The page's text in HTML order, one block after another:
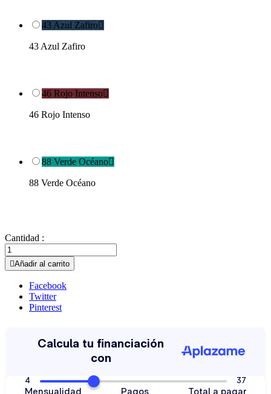
43 Azul Zafiro
43 Azul Zafiro
46 Rojo Intenso
46 Rojo Intenso
88 Verde Océano
88 Verde Océano
Cantidad :
Añadir al carrito
Facebook
Twitter
Pinterest